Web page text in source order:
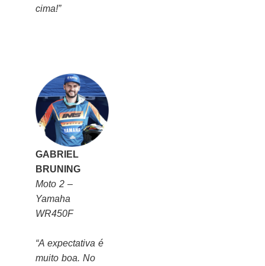
cima!”
GABRIEL
BRUNING
Moto 2 –
Yamaha
WR450F
“A expectativa é
muito boa. No